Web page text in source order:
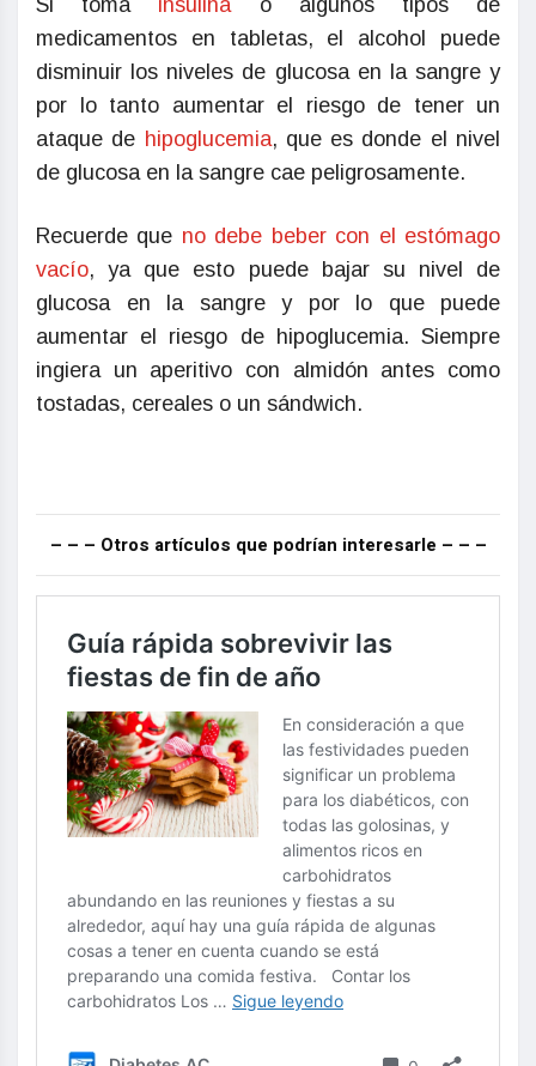
Si toma insulina o algunos tipos de
medicamentos en tabletas, el alcohol puede
disminuir los niveles de glucosa en la sangre y
por lo tanto aumentar el riesgo de tener un
ataque de hipoglucemia, que es donde el nivel
de glucosa en la sangre cae peligrosamente.
Recuerde que no debe beber con el estómago
vacío, ya que esto puede bajar su nivel de
glucosa en la sangre y por lo que puede
aumentar el riesgo de hipoglucemia. Siempre
ingiera un aperitivo con almidón antes como
tostadas, cereales o un sándwich.
– – – Otros artículos que podrían interesarle – – –